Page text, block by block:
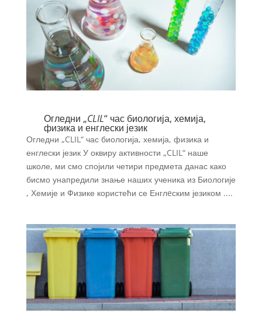
Огледни „CLIL“ час биологија, хемија,
физика и енглески језик
Огледни „CLIL“ час биологија, хемија, физика и
енглески језик У оквиру активности „CLIL“ наше
школе, ми смо спојили четири предмета данас како
бисмо унапредили знање наших ученика из Биологије
, Хемије и Физике користећи се Енглeским језиком ....